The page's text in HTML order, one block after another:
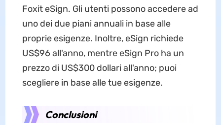
Foxit eSign. Gli utenti possono accedere ad
uno dei due piani annuali in base alle
proprie esigenze. Inoltre, eSign richiede
US$96 all'anno, mentre eSign Pro ha un
prezzo di US$300 dollari all'anno; puoi
scegliere in base alle tue esigenze.
Conclusioni